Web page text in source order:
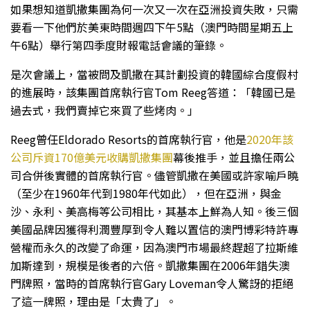
如果想知道凱撒集團為何一次又一次在亞洲投資失敗，只需
要看一下他們於美東時間週四下午5點（澳門時間星期五上
午6點）舉行第四季度財報電話會議的筆錄。
是次會議上，當被問及凱撒在其計劃投資的韓國綜合度假村
的進展時，該集團首席執行官Tom Reeg答道：「韓國已是
過去式，我們賣掉它來買了些烤肉。」
Reeg曾任Eldorado Resorts的首席執行官，他是2020年該
公司斥資170億美元收購凱撒集團幕後推手，並且擔任兩公
司合併後實體的首席執行官。儘管凱撒在美國或許家喻戶曉
（至少在1960年代到1980年代如此），但在亞洲，與金
沙、永利、美高梅等公司相比，其基本上鮮為人知。後三個
美國品牌因獲得利潤豐厚到令人難以置信的澳門博彩特許專
營權而永久的改變了命運，因為澳門市場最終趕超了拉斯維
加斯達到，規模是後者的六倍。凱撒集團在2006年錯失澳
門牌照，當時的首席執行官Gary Loveman令人驚訝的拒絕
了這一牌照，理由是「太貴了」。